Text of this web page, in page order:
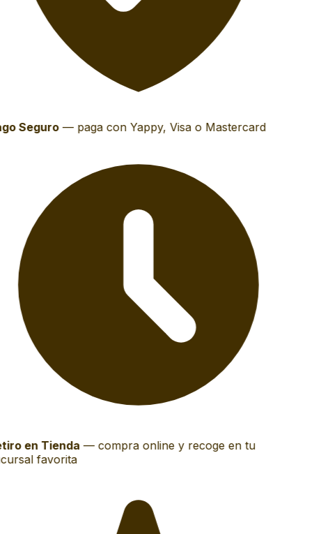
Seguro— paga con Yappy, Visa o Mastercard
en Tienda— compra online y recoge en tu
favorita